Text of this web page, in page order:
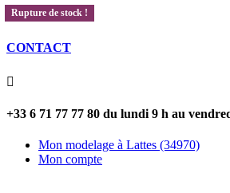

CONTACT

+33 6 71 77 77 80 du lundi 9 h au
Mon modelage à Lattes (34970)
Mon compte
Rupture de stock !